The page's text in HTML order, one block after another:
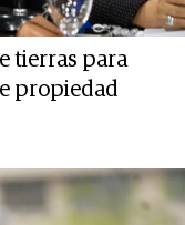
tierras para
propiedad